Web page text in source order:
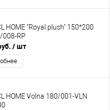
HOME "Royal plush" 150*200
008-RP
/ шт
HOME Volna 180/001-VLN